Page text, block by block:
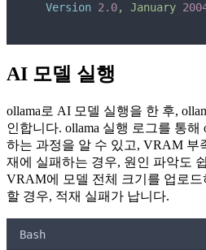
Version 2.0, January
AI 모델 실행
ollama로 AI 모델 실행을 한 후,
인합니다. ollama 실행 로그를 통해
하는 과정을 알 수 있고, VRAM 부
재에 실패하는 경우, 원인 파악도
VRAM에 모델 전체 크기를 업로
할 경우, 적재 실패가 납니다.
Bash